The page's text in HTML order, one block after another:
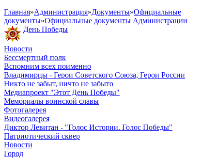
Главная»Администрация»Документы»Официальные
документы»Официальные документы Администрации
День Победы
Новости
Бессмертный полк
Вспомним всех поименно
Владимирцы - Герои Советского Союза, Герои России
Никто не забыт, ничто не забыто
Медиапроект "Этот День Победы"
Мемориалы воинской славы
Фотогалерея
Видеогалерея
Диктор Левитан - "Голос Истории. Голос Победы"
Патриотический сквер
Новости
Город